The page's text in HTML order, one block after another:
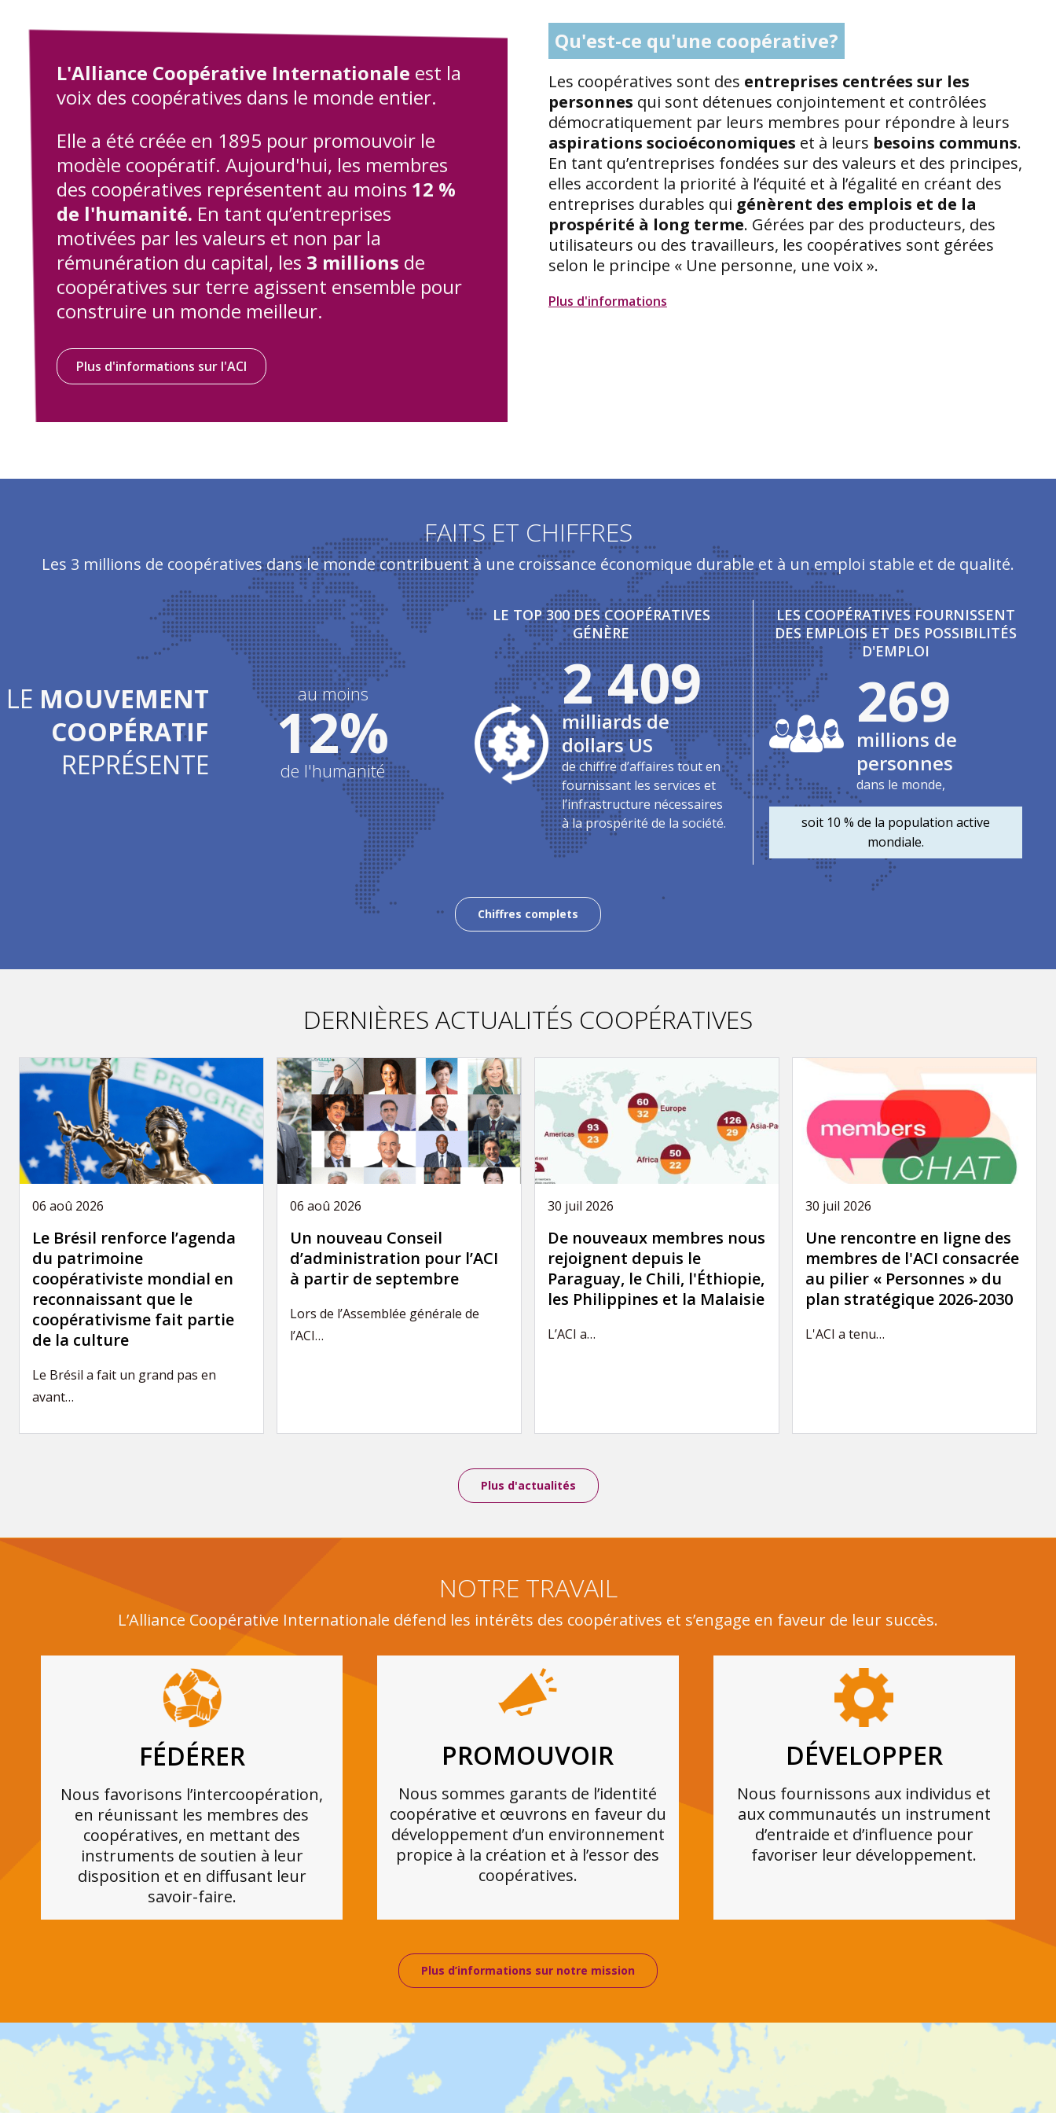
L'Alliance Coopérative Internationale est la
voix des coopératives dans le monde entier.
Elle a été créée en 1895 pour promouvoir le
modèle coopératif. Aujourd'hui, les membres
des coopératives représentent au moins 12 %
de l'humanité. En tant qu’entreprises
motivées par les valeurs et non par la
rémunération du capital, les 3 millions de
coopératives sur terre agissent ensemble pour
construire un monde meilleur.
Plus d'informations sur l'ACI
Qu'est-ce qu'une coopérative?
Les coopératives sont des entreprises centrées sur les
personnes qui sont détenues conjointement et contrôlées
démocratiquement par leurs membres pour répondre à leurs
aspirations socioéconomiques et à leurs besoins communs.
En tant qu’entreprises fondées sur des valeurs et des principes,
elles accordent la priorité à l’équité et à l’égalité en créant des
entreprises durables qui génèrent des emplois et de la
prospérité à long terme. Gérées par des producteurs, des
utilisateurs ou des travailleurs, les coopératives sont gérées
selon le principe « Une personne, une voix ».
Plus d'informations
FAITS ET CHIFFRES
Les 3 millions de coopératives dans le monde contribuent à une croissance économique durable et à un emploi stable et de qualité.
LE MOUVEMENT
COOPÉRATIF
REPRÉSENTE
au moins
12%
de l'humanité
LE TOP 300 DES COOPÉRATIVES
GÉNÈRE
2 409
milliards de
dollars US
de chiffre d’affaires tout en
fournissant les services et
l’infrastructure nécessaires
à la prospérité de la société.
LES COOPÉRATIVES FOURNISSENT
DES EMPLOIS ET DES POSSIBILITÉS
D'EMPLOI
278
millions de
personnes
dans le monde,
soit 10 % de la population active
mondiale.
Chiffres complets
DERNIÈRES ACTUALITÉS COOPÉRATIVES
06 aoû 2026
Le Brésil renforce l’agenda
du patrimoine
coopérativiste mondial en
reconnaissant que le
coopérativisme fait partie
de la culture
Le Brésil a fait un grand pas en
avant…
06 aoû 2026
Un nouveau Conseil
d’administration pour l’ACI
à partir de septembre
Lors de l’Assemblée générale de
l’ACI…
30 juil 2026
De nouveaux membres nous
rejoignent depuis le
Paraguay, le Chili, l'Éthiopie,
les Philippines et la Malaisie
L’ACI a…
30 juil 2026
Une rencontre en ligne des
membres de l'ACI consacrée
au pilier « Personnes » du
plan stratégique 2026-2030
L'ACI a tenu…
Plus d'actualités
NOTRE TRAVAIL
L’Alliance Coopérative Internationale défend les intérêts des coopératives et s’engage en faveur de leur succès.
FÉDÉRER
Nous favorisons l’intercoopération,
en réunissant les membres des
coopératives, en mettant des
instruments de soutien à leur
disposition et en diffusant leur
savoir-faire.
PROMOUVOIR
Nous sommes garants de l’identité
coopérative et œuvrons en faveur du
développement d’un environnement
propice à la création et à l’essor des
coopératives.
DÉVELOPPER
Nous fournissons aux individus et
aux communautés un instrument
d’entraide et d’influence pour
favoriser leur développement.
Plus d’informations sur notre mission